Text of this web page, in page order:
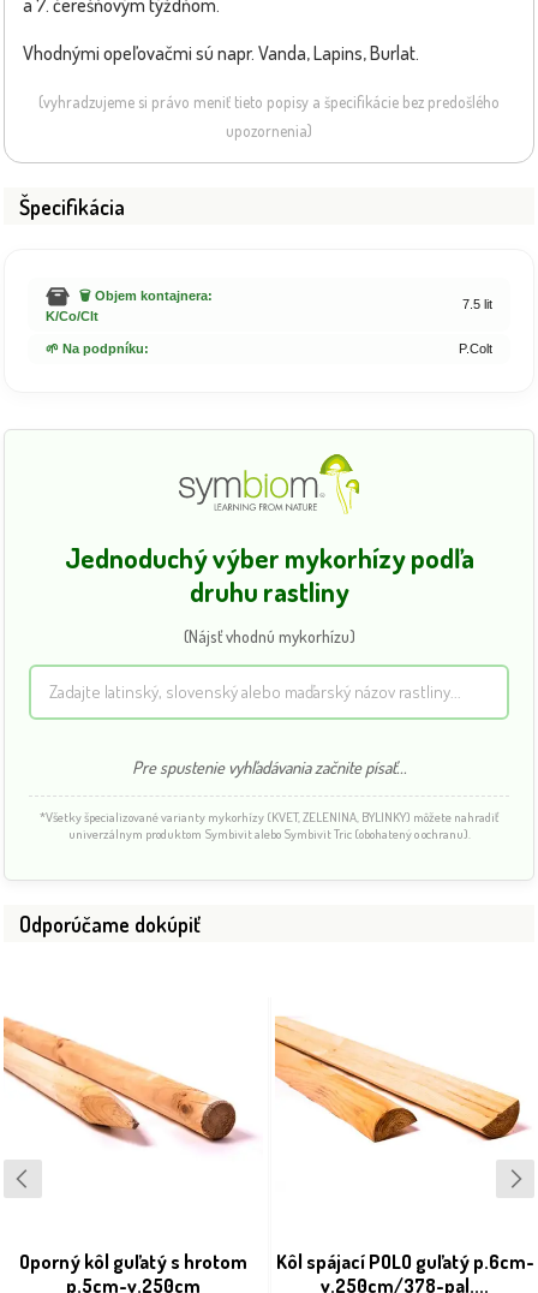
Vhodnými opeľovačmi sú napr. Vanda, Lapins, Burlat.
(vyhradzujeme si právo meniť tieto popisy a špecifikácie bez predošlého
upozornenia)
Špecifikácia
🗑️ Objem kontajnera:
K/Co/Clt
7.5 lit
🌱 Na podpníku: P.Colt
Jednoduchý výber mykorhízy podľa
druhu rastliny
(Nájsť vhodnú mykorhízu)
Pre spustenie vyhľadávania začnite písať...
*Všetky špecializované varianty mykorhízy (KVET, ZELENINA, BYLINKY) môžete nahradiť
univerzálnym produktom Symbivit alebo Symbivit Tric (obohatený o ochranu).
Odporúčame dokúpiť
Oporný kôl guľatý s hrotom
p.5cm-v.250cm
Kôl spájací POLO guľatý p.6cm-
v.250cm/378-pal....